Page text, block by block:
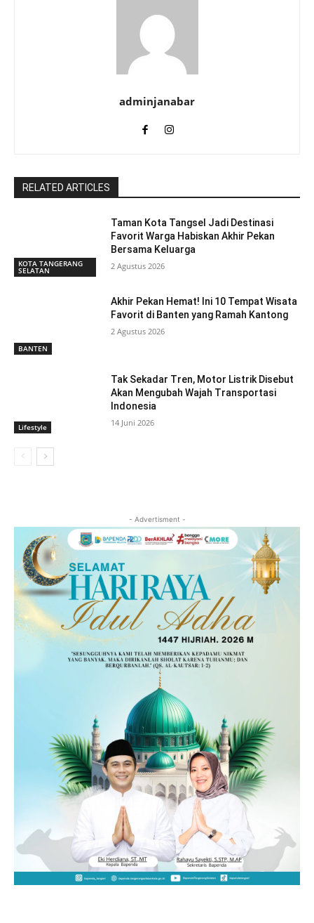
adminjanabar
RELATED ARTICLES
KOTA TANGERANG
SELATAN
Taman Kota Tangsel Jadi Destinasi
Favorit Warga Habiskan Akhir Pekan
Bersama Keluarga
2 Agustus 2026
BANTEN
Akhir Pekan Hemat! Ini 10 Tempat Wisata
Favorit di Banten yang Ramah Kantong
2 Agustus 2026
Lifestyle
Tak Sekadar Tren, Motor Listrik Disebut
Akan Mengubah Wajah Transportasi
Indonesia
14 Juni 2026
- Advertisment -